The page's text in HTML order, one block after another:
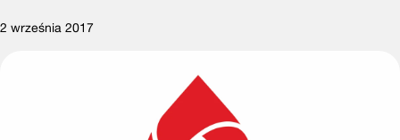
2 września 2017